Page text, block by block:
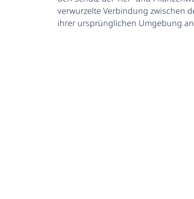
verwurzelte Verbindung zwischen
ihrer ursprünglichen Umgebung